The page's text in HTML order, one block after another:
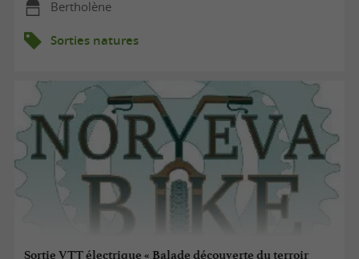
Bertholène
Sorties natures
Sortie VTT électrique « Balade découverte du terroir